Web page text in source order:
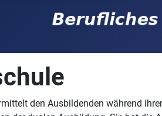
den Ausbildenden während